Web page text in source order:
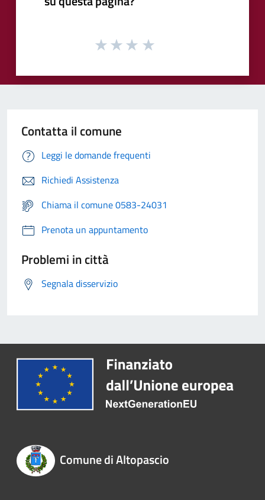
Contatta il comune
Leggi le domande frequenti
Richiedi Assistenza
Chiama il comune 0583-24031
Prenota un appuntamento
Problemi in città
Segnala disservizio
Comune di Altopascio